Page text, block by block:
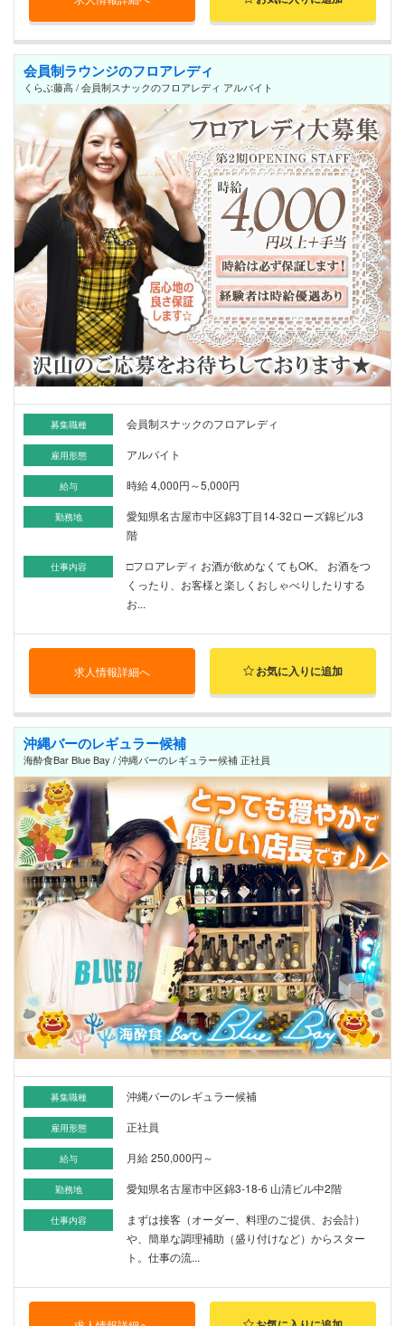
会員制ラウンジのフロアレディ
くらぶ藤高 / 会員制スナックのフロアレディ アルバイト
募集職種 会員制スナックのフロアレディ
雇用形態 アルバイト
給与 時給 4,000円～5,000円
勤務地
愛知県名古屋市中区錦3丁目14-32ローズ錦ビル3
階
仕事内容
□フロアレディ お酒が飲めなくてもOK。 お酒をつ
くったり、お客様と楽しくおしゃべりしたりする
お...
求人情報詳細へ お気に入りに追加
沖縄バーのレギュラー候補
海酔食Bar Blue Bay / 沖縄バーのレギュラー候補 正社員
募集職種 沖縄バーのレギュラー候補
雇用形態 正社員
給与 月給 250,000円～
勤務地 愛知県名古屋市中区錦3-18-6 山清ビル中2階
仕事内容
まずは接客（オーダー、料理のご提供、お会計）
や、簡単な調理補助（盛り付けなど）からスター
ト。仕事の流...